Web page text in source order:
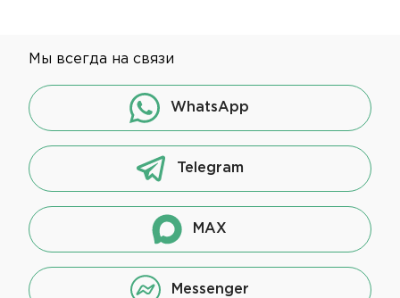
Мы всегда на связи
WhatsApp
Telegram
MAX
Messenger